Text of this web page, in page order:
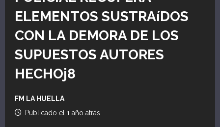
ELEMENTOS SUSTRAíDOS
CON LA DEMORA DE LOS
SUPUESTOS AUTORES
HECHOj8
FM LA HUELLA
Publicado el 1 año atrás